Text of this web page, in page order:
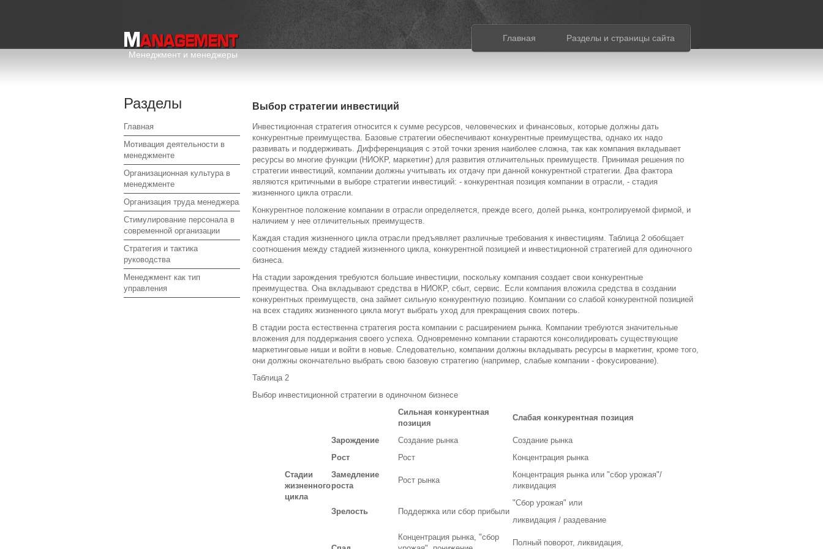
Менеджмент и менеджеры
Главная Разделы и страницы сайта
Разделы
Главная
Мотивация деятельности в
менеджменте
Организационная культура в
менеджменте
Организация труда менеджера
Стимулирование персонала в
современной организации
Стратегия и тактика
руководства
Менеджмент как тип
управления
Выбор стратегии инвестиций
Инвестиционная стратегия относится к сумме ресурсов, человеческих и финансовых, которые должны дать
конкурентные преимущества. Базовые стратегии обеспечивают конкурентные преимущества, однако их надо
развивать и поддерживать. Дифференциация с этой точки зрения наиболее сложна, так как компания вкладывает
ресурсы во многие функции (НИОКР, маркетинг) для развития отличительных преимуществ. Принимая решения по
стратегии инвестиций, компании должны учитывать их отдачу при данной конкурентной стратегии. Два фактора
являются критичными в выборе стратегии инвестиций: - конкурентная позиция компании в отрасли, - стадия
жизненного цикла отрасли.
Конкурентное положение компании в отрасли определяется, прежде всего, долей рынка, контролируемой фирмой, и
наличием у нее отличительных преимуществ.
Каждая стадия жизненного цикла отрасли предъявляет различные требования к инвестициям. Таблица 2 обобщает
соотношения между стадией жизненного цикла, конкурентной позицией и инвестиционной стратегией для одиночного
бизнеса.
На стадии зарождения требуются большие инвестиции, поскольку компания создает свои конкурентные
преимущества. Она вкладывают средства в НИОКР, сбыт, сервис. Если компания вложила средства в создании
конкурентных преимуществ, она займет сильную конкурентную позицию. Компании со слабой конкурентной позицией
на всех стадиях жизненного цикла могут выбрать уход для прекращения своих потерь.
В стадии роста естественна стратегия роста компании с расширением рынка. Компании требуются значительные
вложения для поддержания своего успеха. Одновременно компании стараются консолидировать существующие
маркетинговые ниши и войти в новые. Следовательно, компании должны вкладывать ресурсы в маркетинг, кроме того,
они должны окончательно выбрать свою базовую стратегию (например, слабые компании - фокусирование).
Таблица 2
Выбор инвестиционной стратегии в одиночном бизнесе
Стадии
жизненного
цикла
Сильная конкурентная
позиция
Слабая конкурентная позиция
Зарождение Создание рынка
Создание рынка
Рост
Рост
Концентрация рынка
Замедление
роста
Рост рынка
Концентрация рынка или "сбор урожая"/
ликвидация
Зрелость Поддержка или сбор прибыли
"Сбор урожая" или
ликвидация / раздевание
Концентрация рынка, "сбор
Полный поворот, ликвидация,